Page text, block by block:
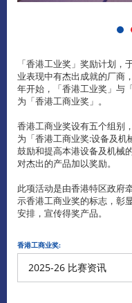
「香港工业奖」奖励计划
业表现中有杰出成就的厂商
年开始，「香港工业奖」与
为「香港工商业奖」。
香港工商业奖设有五个组别
为「香港工商业奖:设备及
鼓励和提高本港设备及机械
对杰出的产品加以奖励。
此项活动是由香港特区政府
示香港工商业奖的标志，彰
安排，宣传得奖产品。
香港工商业奖:
2025-26 比赛资讯